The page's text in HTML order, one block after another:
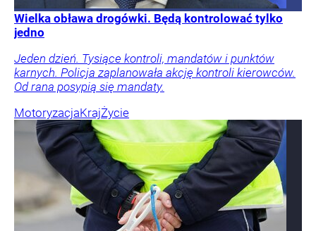
Wielka obława drogówki. Będą kontrolować tylko
jedno
Jeden dzień. Tysiące kontroli, mandatów i punktów
karnych. Policja zaplanowała akcję kontroli kierowców.
Od rana posypią się mandaty.
MotoryzacjaKrajŻycie